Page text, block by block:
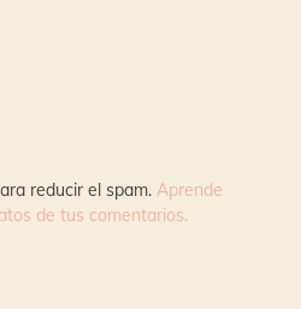
reducir el spam. Aprende
de tus comentarios.